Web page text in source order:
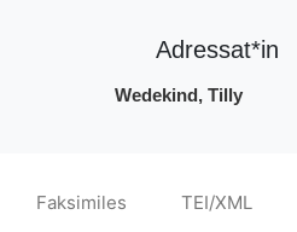
Adressat*in
Wedekind, Tilly
Faksimiles TEI/XML